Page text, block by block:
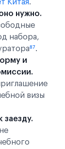
Китая.
нужно.
набора,
⁸⁷.
и
визы
заезду.